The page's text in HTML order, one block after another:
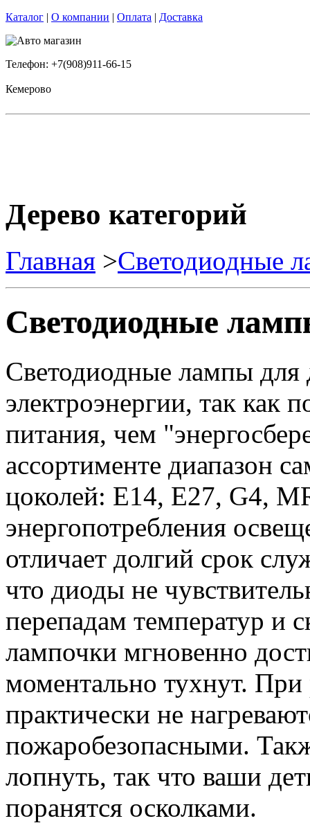
Каталог | О компании | Оплата | Доставка
Телефон: +7(908)911-66-15
Кемерово
Дерево категорий
Главная >Светодиодные
Светодиодные
Светодиодные лампы для
электроэнергии, так как
питания, чем
ассортименте диапазон
цоколей: E14, E27, G4,
энергопотребления
отличает долгий срок
что диоды не
перепадам температур и
лампочки мгновенно
моментально тухнут. При
практически не
пожаробезопасными.
лопнуть, так что ваши
поранятся осколками.